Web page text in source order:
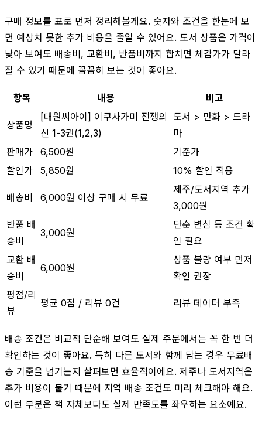
구매 정보를 표로 먼저 정리해볼게요. 숫자와 조건을 한눈에 보
면 예상치 못한 추가 비용을 줄일 수 있어요. 도서 상품은 가격이
낮아 보여도 배송비, 교환비, 반품비까지 합치면 체감가가 달라
질 수 있기 때문에 꼼꼼히 보는 것이 좋아요.
항목 내용 비고
상품명
[대원씨아이] 이쿠사가미 전쟁의
신 1-3권(1,2,3)
도서 > 만화 > 드라
마
판매가
6,500원
기준가
할인가
5,850원 10% 할인 적용
배송비 6,000원 이상 구매 시 무료
제주/도서지역 추가
3,000원
반품 배
송비
3,000원
단순 변심 등 조건 확
인 필요
교환 배
송비
6,000원
상품 불량 여부 먼저
확인 권장
평점/리
뷰
평균 0점 / 리뷰 0건 리뷰 데이터 부족
배송 조건은 비교적 단순해 보여도 실제 주문에서는 꼭 한 번 더
확인하는 것이 좋아요. 특히 다른 도서와 함께 담는 경우 무료배
송 기준을 넘기는지 살펴보면 효율적이에요. 제주나 도서지역은
추가 비용이 붙기 때문에 지역 배송 조건도 미리 체크해야 해요.
이런 부분은 책 자체보다도 실제 만족도를 좌우하는 요소예요.